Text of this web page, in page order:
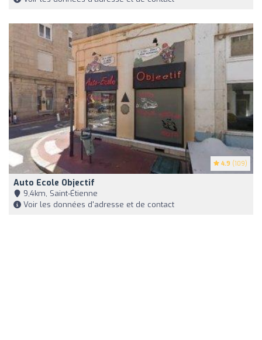
4.9 (109)
Auto Ecole Objectif
9,4km, Saint-Étienne
Voir les données d'adresse et de contact